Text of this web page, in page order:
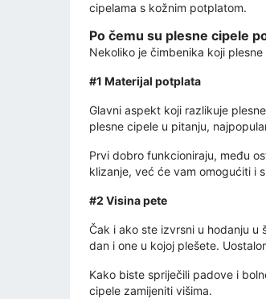
cipelama s kožnim potplatom.
Po čemu su plesne cipele
Nekoliko je čimbenika koji
#1 Materijal potplata
Glavni aspekt koji razlikuje
plesne cipele u pitanju,
Prvi dobro funkcioniraju, među
klizanje, već će vam omogućiti i
#2 Visina pete
Čak i ako ste izvrsni u hodanju
dan i one u kojoj plešete.
Kako biste spriječili padove i
cipele zamijeniti višima.